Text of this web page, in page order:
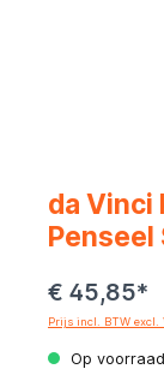
da Vinci
Penseel
€ 45,85*
Prijs incl. BTW excl.
Op